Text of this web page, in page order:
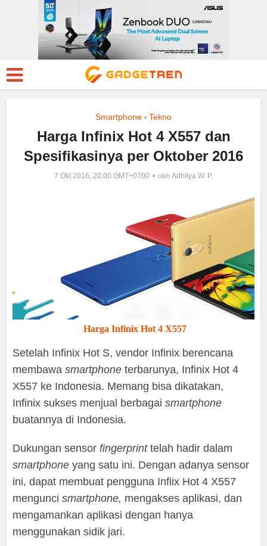
Smartphone • Tekno
Harga Infinix Hot 4 X557 dan
Spesifikasinya per Oktober 2016
7 Okt 2016, 20:00 GMT+0700 oleh Adhitya W. P.
Harga Infinix Hot 4 X557
Setelah Infinix Hot S, vendor Infinix berencana
membawasmartphone terbarunya, Infinix Hot 4
X557 ke Indonesia. Memang bisa dikatakan,
Infinix sukses menjual berbagaismartphone
buatannya di Indonesia.
Dukungan sensor fingerprinttelah hadir dalam
smartphone yang satu ini. Dengan adanya sensor
ini, dapat membuat pengguna Infiix Hot 4 X557
menguncismartphone, mengakses aplikasi, dan
mengamankan aplikasi dengan hanya
menggunakan sidik jari.